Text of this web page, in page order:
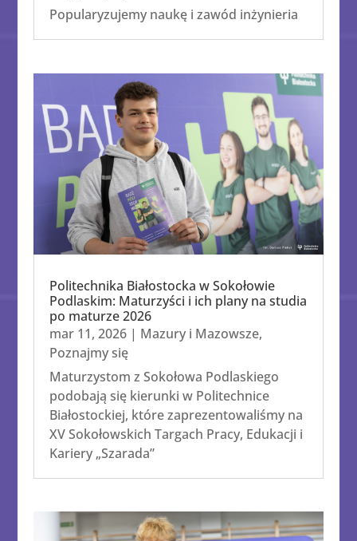
Popularyzujemy naukę i zawód inżynieria
Politechnika Białostocka w Sokołowie
Podlaskim: Maturzyści i ich plany na studia
po maturze 2026
mar 11, 2026 | Mazury i Mazowsze,
Poznajmy się
Maturzystom z Sokołowa Podlaskiego
podobają się kierunki w Politechnice
Białostockiej, które zaprezentowaliśmy na
XV Sokołowskich Targach Pracy, Edukacji i
Kariery „Szarada”